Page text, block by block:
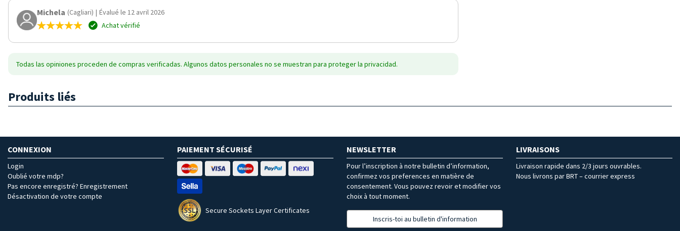
Michela (Cagliari) | Évalué le 12 avril 2026
Achat vérifié
Todas las opiniones proceden de compras verificadas. Algunos datos personales no se muestran para proteger la privacidad.
Produits liés
CONNEXION
Login
Oublié votre mdp?
Pas encore enregistré? Enregistrement
Désactivation de votre compte
PAIEMENT SÉCURISÉ
Secure Sockets Layer Certificates
NEWSLETTER
Pour l’inscription à notre bulletin d’information,
confirmez vos preferences en matière de
consentement. Vous pouvez revoir et modifier vos
choix à tout moment.
Inscris-toi au bulletin d'information
LIVRAISONS
Livraison rapide dans 2/3 jours ouvrables.
Nous livrons par BRT – courrier express